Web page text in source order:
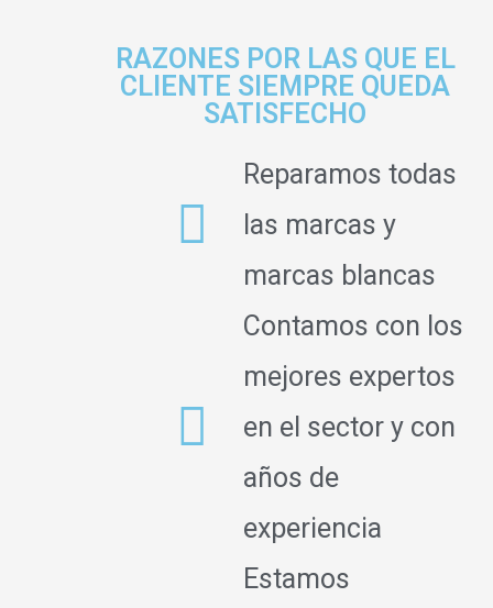
RAZONES POR LAS QUE EL
CLIENTE SIEMPRE QUEDA
SATISFECHO
Reparamos todas
las marcas y
marcas blancas
Contamos con los
mejores expertos
en el sector y con
años de
experiencia
Estamos